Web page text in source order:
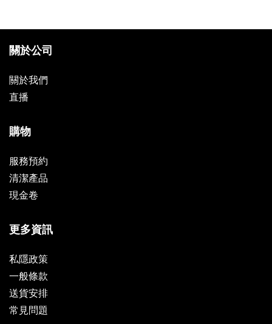
關於公司
關於我們
直播
購物
服務預約
清潔產品
現金卷
更多資訊
私隱政策
一般條款
送貨安排
常見問題